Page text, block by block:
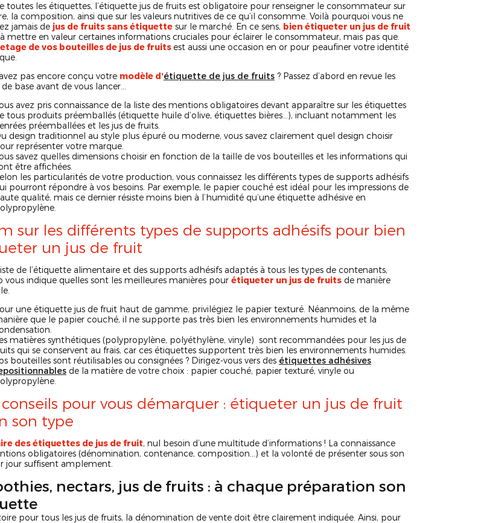
toutes les étiquettes, l’étiquette jus de fruits est obligatoire pour renseigner le consommateur sur
la composition, ainsi que sur les valeurs nutritives de ce qu’il consomme. Voilà pourquoi vous ne
jamais de jus de fruits sans étiquette sur le marché. En ce sens, bien étiqueter un jus de fruit
mettre en valeur certaines informations cruciales pour éclairer le consommateur, mais pas que.
de vos bouteilles de jus de fruits est aussi une occasion en or pour peaufiner votre identité
pas encore conçu votre modèle d’étiquette de jus de fruits ? Passez d’abord en revue les
base avant de vous lancer…
avez pris connaissance de la liste des mentions obligatoires devant apparaître sur les étiquettes
tous produits préemballés (étiquette huile d’olive, étiquettes bières…), incluant notamment les
préemballées et les jus de fruits.
design traditionnel au style plus épuré ou moderne, vous savez clairement quel design choisir
représenter votre marque.
savez quelles dimensions choisir en fonction de la taille de vos bouteilles et les informations qui
être affichées.
les particularités de votre production, vous connaissez les différents types de supports adhésifs
pourront répondre à vos besoins. Par exemple, le papier couché est idéal pour les impressions de
qualité, mais ce dernier résiste moins bien à l’humidité qu’une étiquette adhésive en
sur les différents types de supports adhésifs pour bien
un jus de fruit
de l’étiquette alimentaire et des supports adhésifs adaptés à tous les types de contenants,
vous indique quelles sont les meilleures manières pour étiqueter un jus de fruits de manière
une étiquette jus de fruit haut de gamme, privilégiez le papier texturé. Néanmoins, de la même
que le papier couché, il ne supporte pas très bien les environnements humides et la
matières synthétiques (polypropylène, polyéthylène, vinyle) sont recommandées pour les jus de
qui se conservent au frais, car ces étiquettes supportent très bien les environnements humides.
bouteilles sont réutilisables ou consignées ? Dirigez-vous vers des étiquettes adhésives
de la matière de votre choix : papier couché, papier texturé, vinyle ou
conseils pour vous démarquer : étiqueter un jus de fruit
son type
des étiquettes de jus de fruit, nul besoin d’une multitude d’informations ! La connaissance
obligatoires (dénomination, contenance, composition…) et la volonté de présenter sous son
jour suffisent amplement.
nectars, jus de fruits : à chaque préparation son
pour tous les jus de fruits, la dénomination de vente doit être clairement indiquée. Ainsi, pour